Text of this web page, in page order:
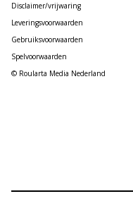
Disclaimer/vrijwaring
Leveringsvoorwaarden
Gebruiksvoorwaarden
Spelvoorwaarden
© Roularta Media Nederland